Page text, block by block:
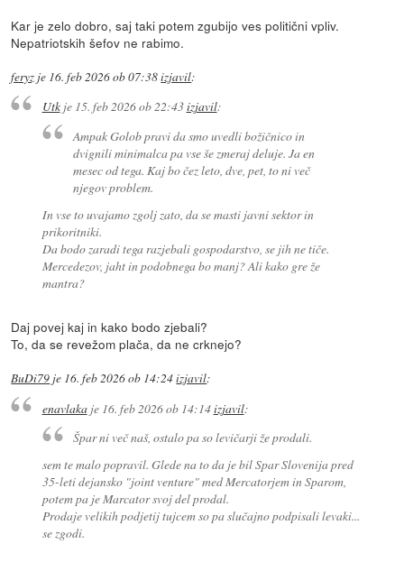
Kar je zelo dobro, saj taki potem zgubijo ves politični vpliv.
Nepatriotskih šefov ne rabimo.
feryz je 16. feb 2026 ob 07:38izjavil:
Utkje 15. feb 2026 ob 22:43izjavil:
Ampak Golob pravi da smo uvedli božičnico in
dvignili minimalca pa vse še zmeraj deluje. Ja en
mesec od tega. Kaj bo čez leto, dve, pet, to ni več
njegov problem.
In vse to uvajamo zgolj zato, da se masti javni sektor in
prikoritniki.
Da bodo zaradi tega razjebali gospodarstvo, se jih ne tiče.
Mercedezov, jaht in podobnega bo manj? Ali kako gre že
mantra?
Daj povej kaj in kako bodo zjebali?
To, da se revežom plača, da ne crknejo?
BuDi79 je 16. feb 2026 ob 14:24izjavil:
enavlakaje 16. feb 2026 ob 14:14izjavil:
Špar ni več naš, ostalo pa so levičarji že prodali.
sem te malo popravil. Glede na to da je bil Spar Slovenija pred
35-leti dejansko "joint venture" med Mercatorjem in Sparom,
potem pa je Marcator svoj del prodal.
Prodaje velikih podjetij tujcem so pa slučajno podpisali levaki...
se zgodi.